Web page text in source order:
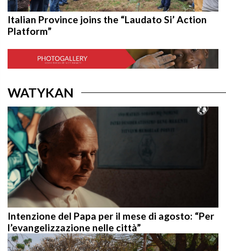
Italian Province joins the “Laudato Si’ Action
Platform”
Intenzione del Papa per il mese di agosto: “Per
l’evangelizzazione nelle città”